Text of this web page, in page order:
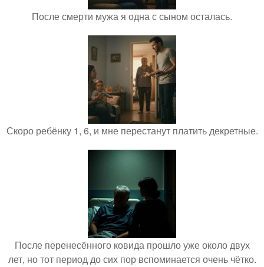
После смерти мужа я одна с сыном осталась.
Скоро ребёнку 1, 6, и мне перестанут платить декретные.
После перенесённого ковида прошло уже около двух
лет, но тот период до сих пор вспоминается очень чётко.